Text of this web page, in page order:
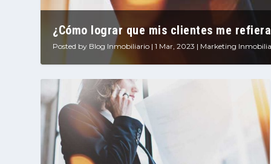
¿Cómo lograr que mis clientes me
Posted by Blog Inmobiliario |1 Mar, 2023 | Marketing